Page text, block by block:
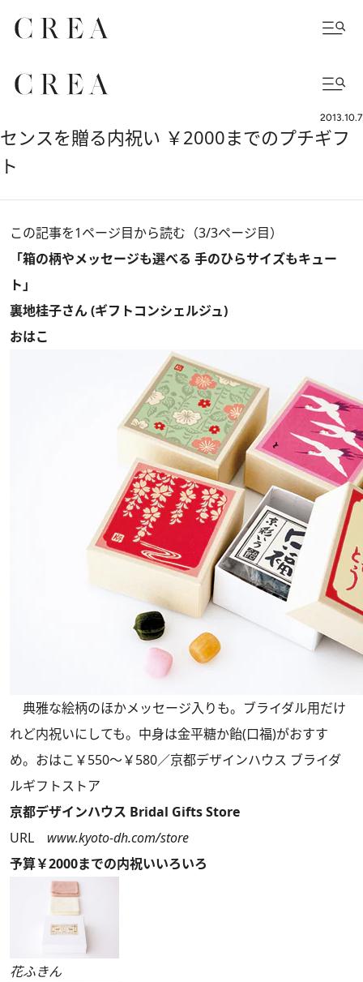
2013.10.7
センスを贈る内祝い ￥2000までのプチギフ
ト
この記事を1ページ目から読む（3/3ページ目）
「箱の柄やメッセージも選べる 手のひらサイズもキュー
ト」
裏地桂子さん (ギフトコンシェルジュ)
おはこ
典雅な絵柄のほかメッセージ入りも。ブライダル用だけ
れど内祝いにしても。中身は金平糖か飴(口福)がおすす
め。おはこ￥550～￥580／京都デザインハウス ブライダ
ルギフトストア
京都デザインハウス Bridal Gifts Store
URL www.kyoto-dh.com/store
予算￥2000までの内祝いいろいろ
花ふきん